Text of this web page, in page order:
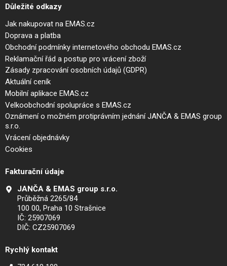
Důležité odkazy
Jak nakupovat na EMAS.cz
Doprava a platba
Obchodní podmínky internetového obchodu EMAS.cz
Reklamační řád a postup pro vrácení zboží
Zásady zpracování osobních údajů (GDPR)
Aktuální ceník
Mobilní aplikace EMAS.cz
Velkoobchodní spolupráce s EMAS.cz
Oznámení o možném protiprávním jednání JANČA & EMAS group
s.r.o.
Vrácení objednávky
Cookies
Fakturační údaje
JANČA & EMAS group s.r.o.
Průběžná 2265/84
100 00, Praha 10 Strašnice
IČ: 25907069
DIČ: CZ25907069
Rychlý kontakt